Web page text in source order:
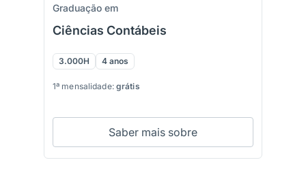
Graduação em
Ciências Contábeis
3.000H 4 anos
1ª mensalidade: grátis
Saber mais sobre